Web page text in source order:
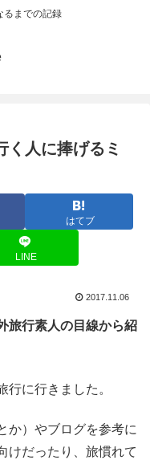
るまでの記録
く人に捧げるミ
はてブ
LINE
2017.11.06
旅行素人の目線から紹
に行きました。
か）やブログを参考に
けだったり、旅慣れて